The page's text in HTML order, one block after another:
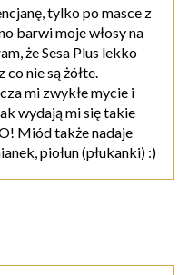
tylko po masce z
barwi moje włosy na
że Sesa Plus lekko
nie są żółte.
mi zwykłe mycie i
wydają mi się takie
Miód także nadaje
piołun (płukanki) :)